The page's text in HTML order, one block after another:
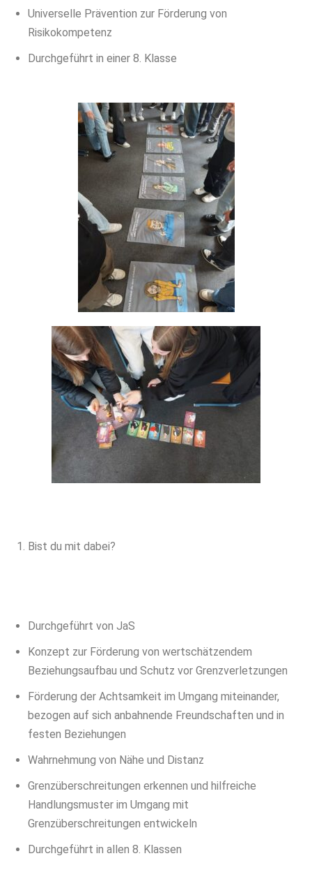
Universelle Prävention zur Förderung von
Risikokompetenz
Durchgeführt in einer 8. Klasse
Bist du mit dabei?
Durchgeführt von JaS
Konzept zur Förderung von wertschätzendem
Beziehungsaufbau und Schutz vor Grenzverletzungen
Förderung der Achtsamkeit im Umgang miteinander,
bezogen auf sich anbahnende Freundschaften und in
festen Beziehungen
Wahrnehmung von Nähe und Distanz
Grenzüberschreitungen erkennen und hilfreiche
Handlungsmuster im Umgang mit
Grenzüberschreitungen entwickeln
Durchgeführt in allen 8. Klassen